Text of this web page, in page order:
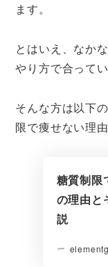
ます。
とはいえ、なか
やり方で合って
そんな方は以下
限で痩せない理
糖質制限
の理由と
説